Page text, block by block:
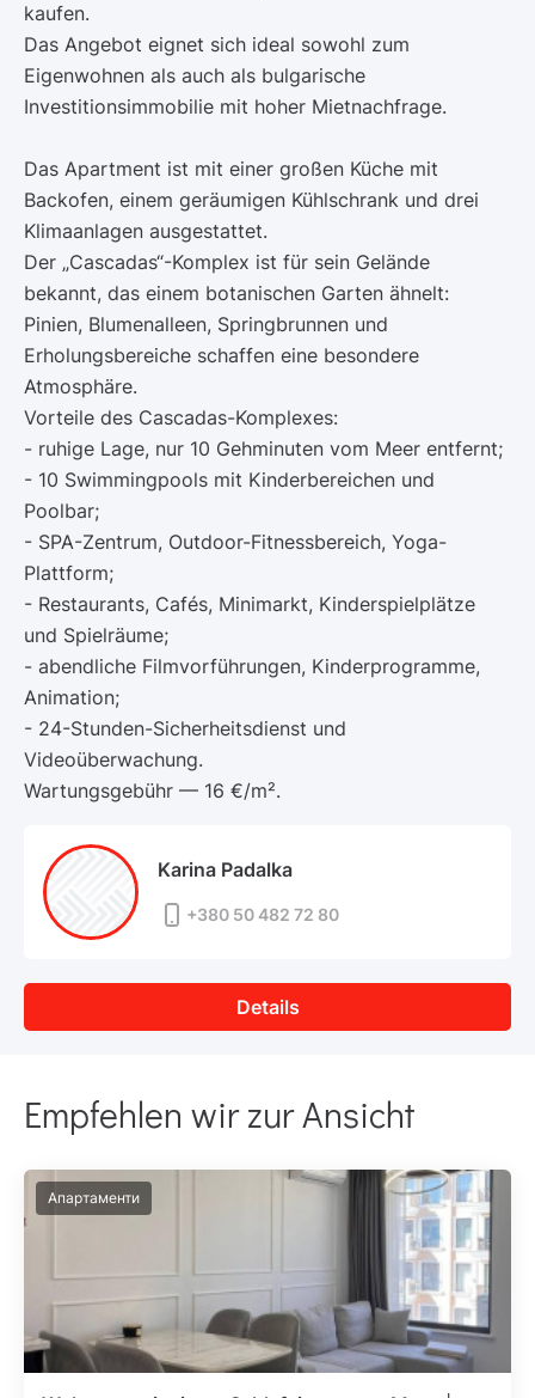
kaufen.
Das Angebot eignet sich ideal sowohl zum
Eigenwohnen als auch als bulgarische
Investitionsimmobilie mit hoher Mietnachfrage.
Das Apartment ist mit einer großen Küche mit
Backofen, einem geräumigen Kühlschrank und drei
Klimaanlagen ausgestattet.
Der „Cascadas“-Komplex ist für sein Gelände
bekannt, das einem botanischen Garten ähnelt:
Pinien, Blumenalleen, Springbrunnen und
Erholungsbereiche schaffen eine besondere
Atmosphäre.
Vorteile des Cascadas-Komplexes:
- ruhige Lage, nur 10 Gehminuten vom Meer entfernt;
- 10 Swimmingpools mit Kinderbereichen und
Poolbar;
- SPA-Zentrum, Outdoor-Fitnessbereich, Yoga-
Plattform;
- Restaurants, Cafés, Minimarkt, Kinderspielplätze
und Spielräume;
- abendliche Filmvorführungen, Kinderprogramme,
Animation;
- 24-Stunden-Sicherheitsdienst und
Videoüberwachung.
Wartungsgebühr — 16 €/m².
Karina Padalka
+380 50 482 72 80
Details
Empfehlen wir zur Ansicht
Апартаменти